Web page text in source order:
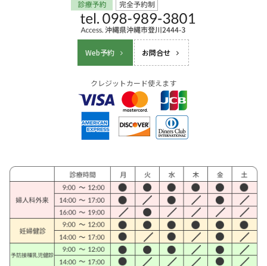
Web予約 お問合せ
クレジットカード使えます